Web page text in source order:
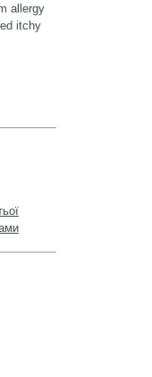
allergy
itchy